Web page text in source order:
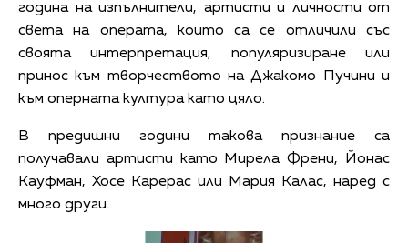
година на изпълнители, артисти и личности от
света на операта, които са се отличили със
своята интерпретация, популяризиране или
принос към творчеството на Джакомо Пучини и
към оперната култура като цяло.
В предишни години такова признание са
получавали артисти като Мирела Френи, Йонас
Кауфман, Хосе Карерас или Мария Калас, наред с
много други.